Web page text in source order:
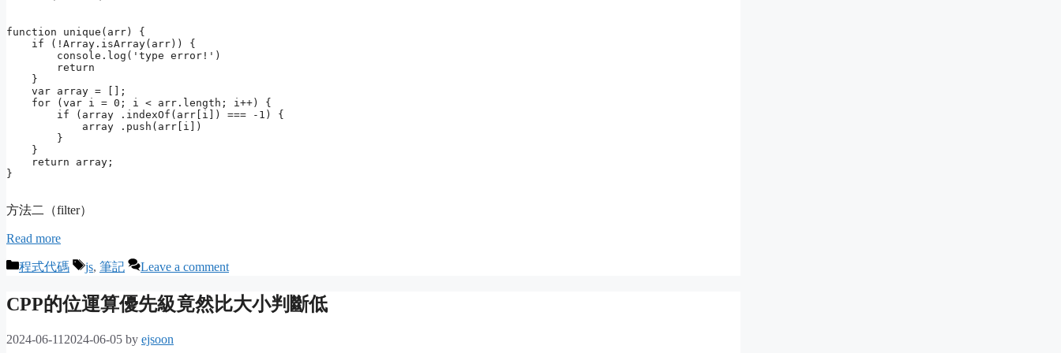
function unique(arr) {
    if (!Array.isArray(arr)) {
        console.log('type error!')
        return
    }
    var array = [];
    for (var i = 0; i < arr.length; i++) {
        if (array .indexOf(arr[i]) === -1) {
            array .push(arr[i])
        }
    }
    return array;
方法二（filter）
Read more
Categories
程式代碼 Tags
js, 筆記 Leave a comment
CPP的位運算優先級竟然比大小判斷低
2024-06-11 2024-06-05 by ejsoon